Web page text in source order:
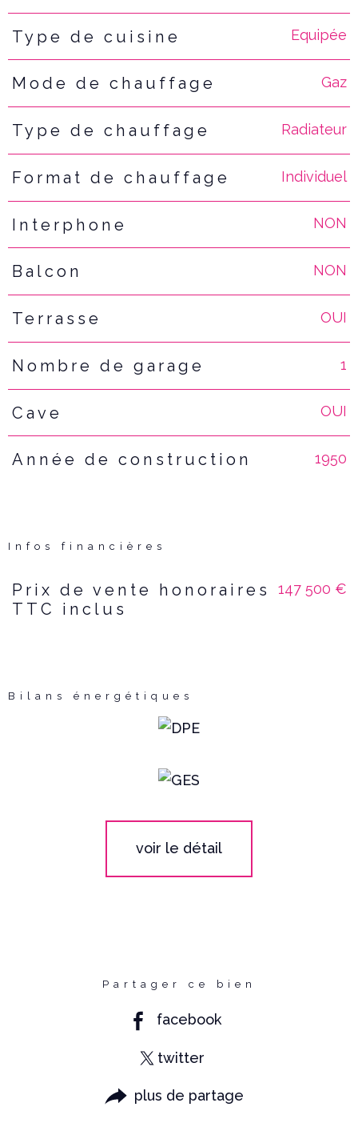
Type de cuisine Equipée
Mode de chauffage Gaz
Type de chauffage Radiateur
Format de chauffage Individuel
Interphone NON
Balcon NON
Terrasse OUI
Nombre de garage 1
Cave OUI
Année de construction 1950
Infos financières
Caractéristiques Valeurs
Prix de vente honoraires
TTC inclus
147 500 €
Bilans énergétiques
voir le détail
Partager ce bien
facebook
twitter
plus de partage